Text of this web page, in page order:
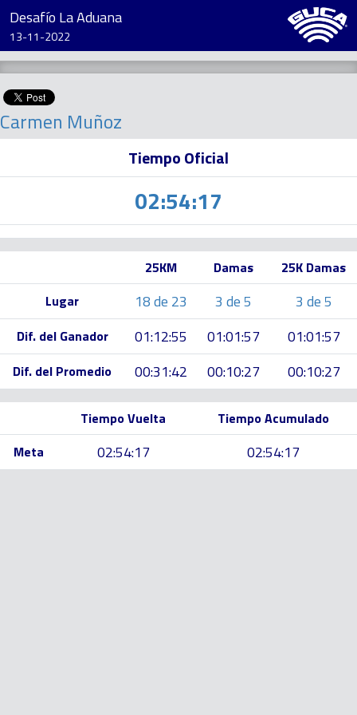
Desafío La Aduana
13-11-2022
Carmen Muñoz
Tiempo Oficial
02:54:17
25KM Damas
25K Damas
Lugar
18 de 23 3 de 5 3 de 5
Dif. del Ganador 01:12:55 01:01:57 01:01:57
Dif. del Promedio 00:31:42 00:10:27 00:10:27
Tiempo Vuelta
Tiempo Acumulado
Meta
02:54:17 02:54:17